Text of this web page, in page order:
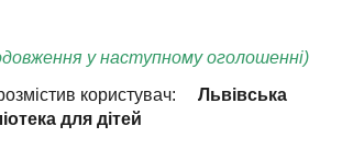
у наступному оголошенні)
користувач:
Львівська
для дітей